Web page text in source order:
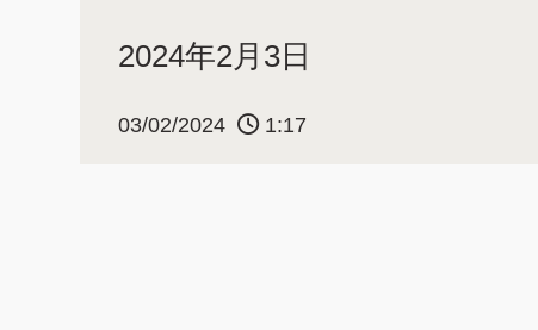
2024年2月3日
03/02/2024 1:17